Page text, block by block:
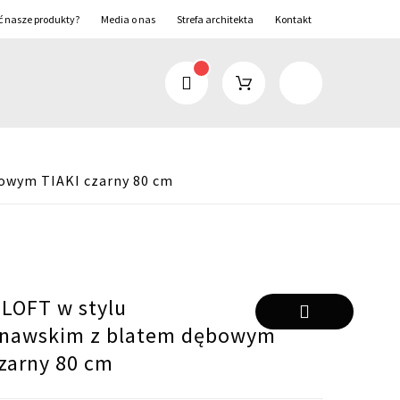
nasze produkty? Media o nas Strefa architekta Kontakt
TIAKI czarny 80 cm
w stylu
z blatem dębowym
80 cm